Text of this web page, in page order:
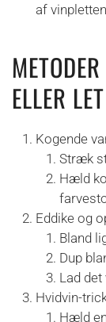
af
ELLER
Kogende
Stræk
Hæld
Eddike og
Bland
Dup
Lad
Hvidvin-
Hæld